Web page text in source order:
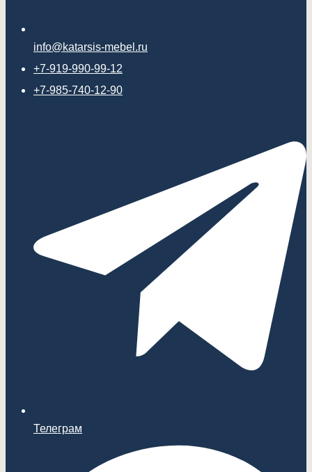
info@katarsis-mebel.ru
+7-919-990-99-12
+7-985-740-12-90
Телеграм